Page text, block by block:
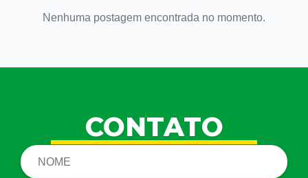
Nenhuma postagem encontrada no momento.
CONTATO